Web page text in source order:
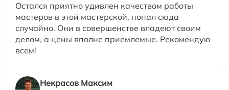
Остался приятно удивлен качеством работы
мастеров в этой мастерской, попал сюда
случайно. Они в совершенстве владеют своим
делом, а цены вполне приемлемые. Рекомендую
всем!
Некрасов Максим